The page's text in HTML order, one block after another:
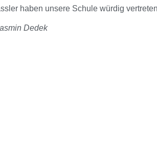
haben unsere Schule würdig
Dedek